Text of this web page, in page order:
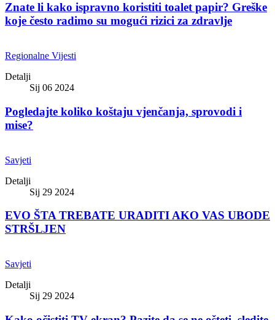
Znate li kako ispravno koristiti toalet papir? Greške
koje često radimo su mogući rizici za zdravlje
Regionalne Vijesti
Detalji
Sij 06 2024
Pogledajte koliko koštaju vjenčanja, sprovodi i
mise?
Savjeti
Detalji
Sij 29 2024
EVO ŠTA TREBATE URADITI AKO VAS UBODE
STRŠLJEN
Savjeti
Detalji
Sij 29 2024